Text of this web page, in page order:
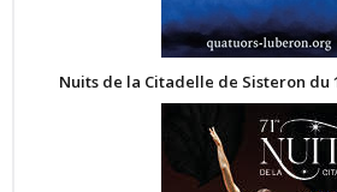
Nuits de la Citadelle de Sisteron du